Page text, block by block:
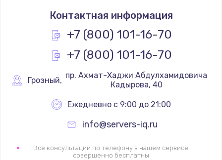
Контактная информация
+7 (800) 101-16-70
+7 (800) 101-16-70
Грозный,
Кадырова, 40
Ежедневно с 9:00 до 21:00
info@servers-iq.ru
Все консультации по телефону в нашем сервисе
совершенно бесплатны